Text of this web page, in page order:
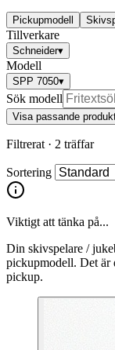
Pickupmodell
Tillverkare
Schneider▾
Modell
SPP 7050▾
Sök modell
Visa passande
Filtrerat · 2 träffar
Sortering
Viktigt att tänka på...
Din skivspelare /
pickupmodell. Det är
pickup.